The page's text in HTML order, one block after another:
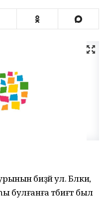
биҙәй ул. Бәлки,
булғанға тәбиғәт был